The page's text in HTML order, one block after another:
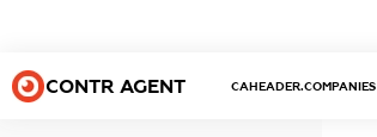
CONTR AGENT CAHEADER.COMPANIES